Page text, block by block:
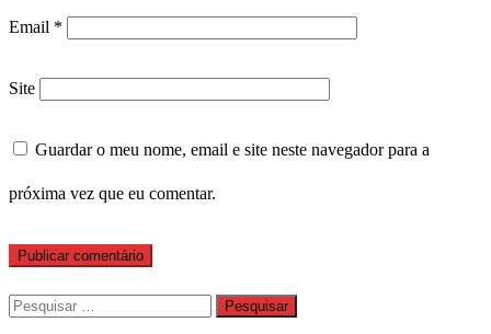
Email *
Site
Guardar o meu nome, email e site neste navegador para a
próxima vez que eu comentar.
Pesquisar
por: